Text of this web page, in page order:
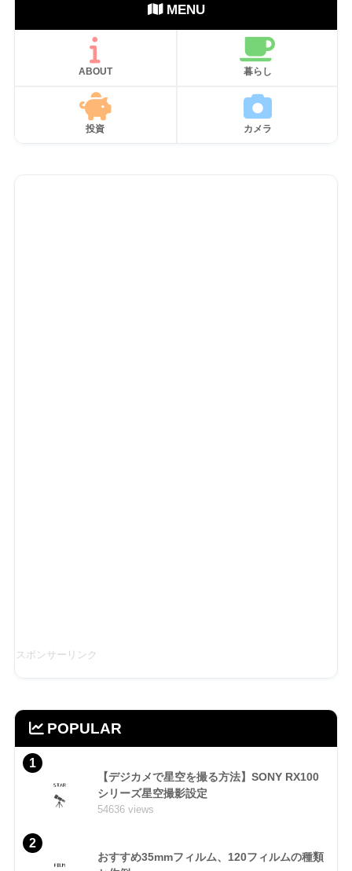
MENU
ABOUT 暮らし
投資 カメラ
スポンサーリンク
POPULAR
1
【デジカメで星空を撮る方法】SONY RX100
シリーズ星空撮影設定
54636 views
2
おすすめ35mmフィルム、120フィルムの種類